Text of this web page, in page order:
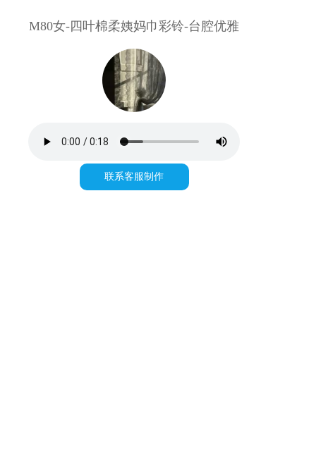
M80女-四叶棉柔姨妈巾彩铃-台腔优雅
联系客服制作